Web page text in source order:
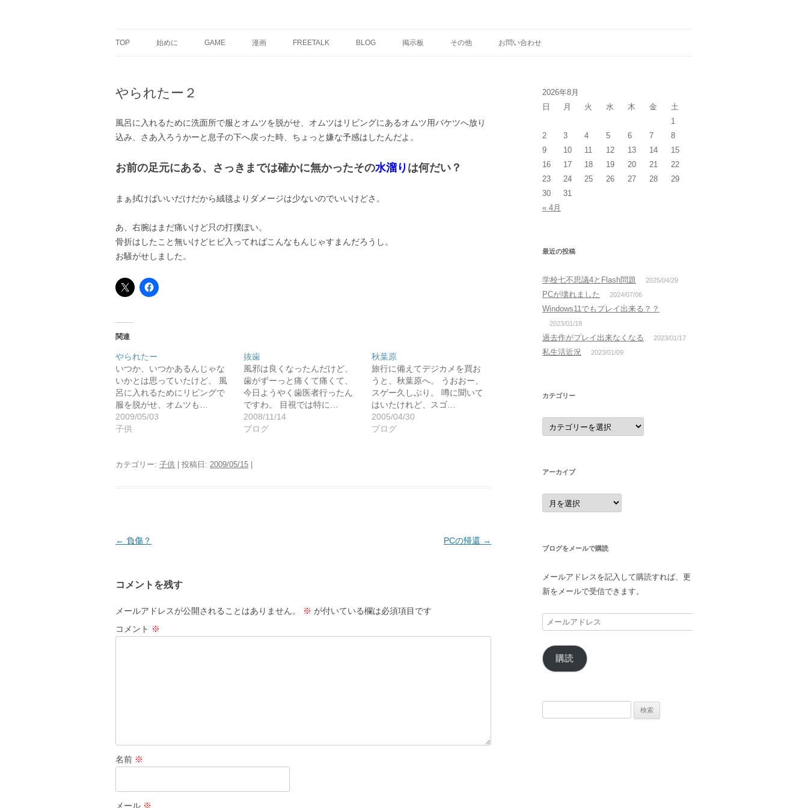
ン
TOP 始めに GAME 漫画 FREETALK BLOG 掲示板 その他 お問い合わせ
やられたー２
風呂に入れるために洗面所で服とオムツを脱がせ、オムツはリビングにあるオムツ用バケツへ放り
込み、さあ入ろうかーと息子の下へ戻った時、ちょっと嫌な予感はしたんだよ。
お前の足元にある、さっきまでは確かに無かったその水溜り は何だい？
まぁ拭けばいいだけだから絨毯よりダメージは少ないのでいいけどさ。
あ、右腕はまだ痛いけど只の打撲ぽい。
骨折はしたこと無いけどヒビ入ってればこんなもんじゃすまんだろうし。
お騒がせしました。
関連
やられたー
いつか、いつかあるんじゃな
いかとは思っていたけど、 風
呂に入れるためにリビングで
服を脱がせ、オムツも…
2009/05/03
子供
抜歯
風邪は良くなったんだけど、
歯がずーっと痛くて痛くて、
今日ようやく歯医者行ったん
ですわ。 目視では特に…
2008/11/14
ブログ
秋葉原
旅行に備えてデジカメを買お
うと、秋葉原へ。 うおおー、
スゲー久しぶり。 噂に聞いて
はいたけれど、スゴ…
2005/04/30
ブログ
カテゴリー: 子供 | 投稿日: 2009/05/15
投
ビ
ゲ
ー
← 負傷？ PCの帰還 →
コメントを残す
メールアドレスが公開されることはありません。 ※ が付いている欄は必須項目です
コメント ※
名前 ※
メール ※
2026年8月
日
月 火 水 木 金
土
1
2
3 4 5 6 7
8
9
10 11 12 13 14
15
16
17 18 19 20 21
22
23
24 25 26 27 28
29
30
31
« 4月
最近の投稿
学校七不思議4とFlash問題 2025/04/29
PCが壊れました 2024/07/06
Windows11でもプレイ出来る？？
2023/01/18
過去作がプレイ出来なくなる 2023/01/17
私生活近況 2023/01/09
カテゴリー
カ
テ
ゴ
アーカイブ
ア
ー
カ
ブログをメールで購読
メールアドレスを記入して購読すれば、更
新をメールで受信できます。
メ
ル
ア
購読
索: